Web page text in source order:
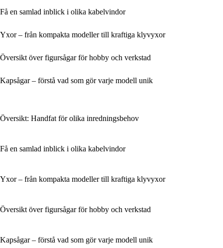
Få en samlad inblick i olika kabelvindor
Yxor – från kompakta modeller till kraftiga klyvyxor
Översikt över figursågar för hobby och verkstad
Kapsågar – förstå vad som gör varje modell unik
Översikt: Handfat för olika inredningsbehov
Få en samlad inblick i olika kabelvindor
Yxor – från kompakta modeller till kraftiga klyvyxor
Översikt över figursågar för hobby och verkstad
Kapsågar – förstå vad som gör varje modell unik